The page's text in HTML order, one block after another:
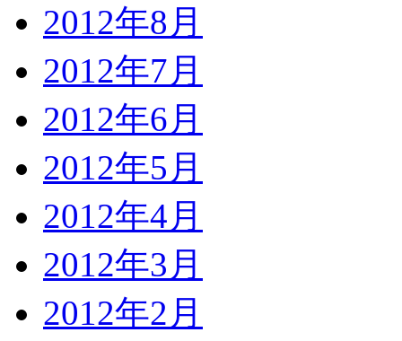
2012年8月
2012年7月
2012年6月
2012年5月
2012年4月
2012年3月
2012年2月